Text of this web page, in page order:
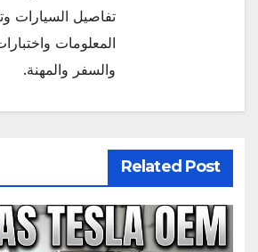
تفاصيل السيارات
المعلومات
والسفر والمهنة.
Related Post